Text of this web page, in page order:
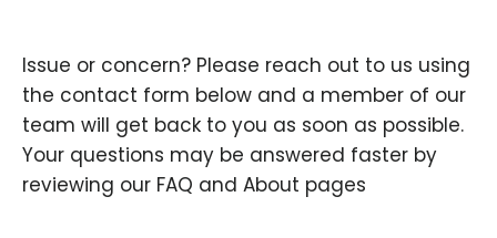
Issue or concern? Please reach out to us using
the contact form below and a member of our
team will get back to you as soon as possible.
Your questions may be answered faster by
reviewing our FAQ and About pages